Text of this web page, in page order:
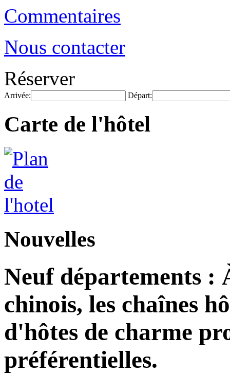
Commentaires
Nous contacter
Réserver
Arrivée: Départ:
Carte de l'hôtel
Nouvelles
Neuf départements :
chinois, les chaînes
d'hôtes de charme
préférentielles.